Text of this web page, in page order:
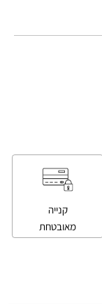
קנייה
מאובטחת